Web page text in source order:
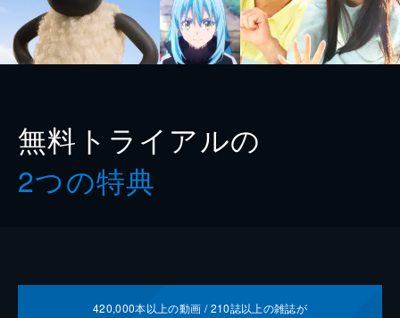
無料トライアルの
2つの特典
420,000本以上の動画 /210誌以上の雑誌が